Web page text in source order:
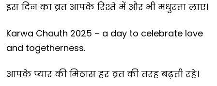
इस दिन का व्रत आपके रिश्ते में और भी मधुरता लाए।
Karwa Chauth 2025 – a day to celebrate love
and togetherness.
आपके प्यार की मिठास हर व्रत की तरह बढ़ती रहे।